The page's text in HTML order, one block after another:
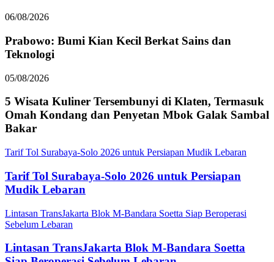
06/08/2026
Prabowo: Bumi Kian Kecil Berkat Sains dan
Teknologi
05/08/2026
5 Wisata Kuliner Tersembunyi di Klaten, Termasuk
Omah Kondang dan Penyetan Mbok Galak Sambal
Bakar
Tarif Tol Surabaya-Solo 2026 untuk Persiapan Mudik Lebaran
Tarif Tol Surabaya-Solo 2026 untuk Persiapan
Mudik Lebaran
Lintasan TransJakarta Blok M-Bandara Soetta Siap Beroperasi
Sebelum Lebaran
Lintasan TransJakarta Blok M-Bandara Soetta